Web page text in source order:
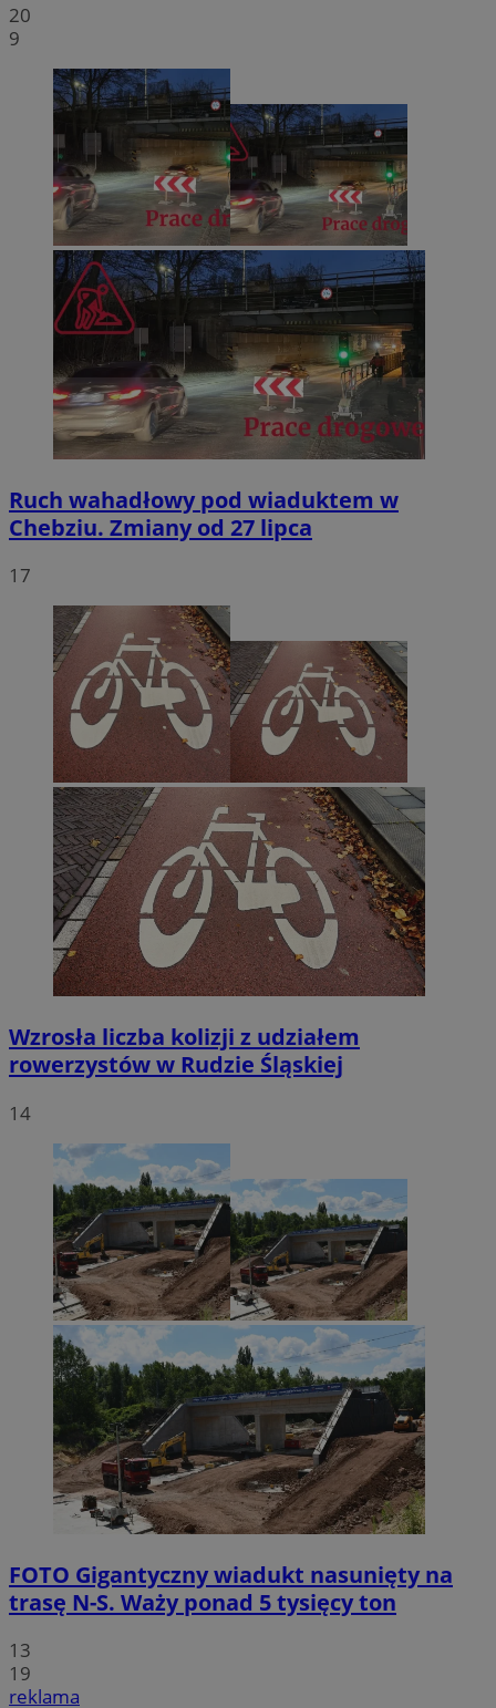
20
9
Ruch wahadłowy pod wiaduktem w
Chebziu. Zmiany od 27 lipca
17
Wzrosła liczba kolizji z udziałem
rowerzystów w Rudzie Śląskiej
14
FOTO Gigantyczny wiadukt nasunięty na
trasę N-S. Waży ponad 5 tysięcy ton
13
19
reklama